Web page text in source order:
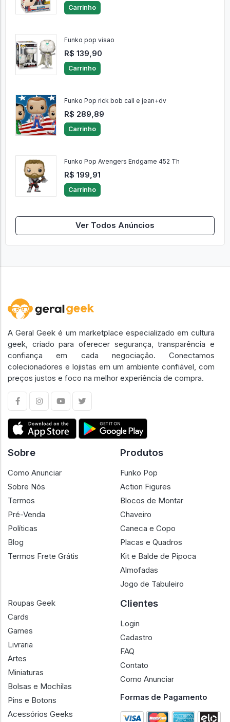
R$ 289,90
Funko pop visao
R$ 139,90
Funko Pop rick bob call e jean+dv
R$ 289,89
Funko Pop Avengers Endgame 452 Th
R$ 199,91
A Geral Geek é um marketplace especializado em cultura
geek, criado para oferecer segurança, transparência e
confiança em cada negociação. Conectamos
colecionadores e lojistas em um ambiente confiável, com
preços justos e foco na melhor experiência de compra.
Sobre
Como Anunciar
Sobre Nós
Termos
Pré-Venda
Políticas
Blog
Produtos
Funko Pop
Action Figures
Blocos de Montar
Chaveiro
Caneca e Copo
Placas e Quadros
Kit e Balde de Pipoca
Almofadas
Jogo de Tabuleiro
Roupas Geek
Cards
Games
Livraria
Artes
Miniaturas
Bolsas e Mochilas
Pins e Botons
Clientes
Login
Cadastro
FAQ
Contato
Como Anunciar
Formas de Pagamento